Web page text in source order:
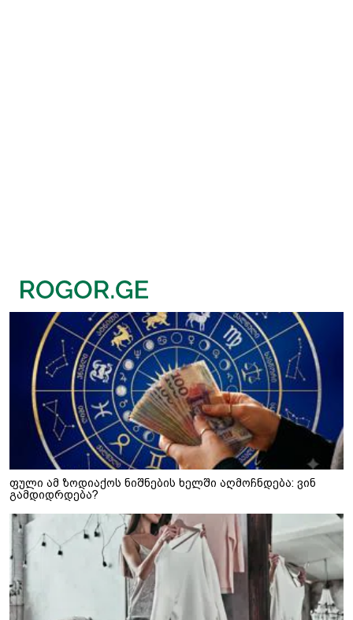
ფული ამ ზოდიაქოს ნიშნების ხელში აღმოჩნდება: ვინ
გამდიდრდება?